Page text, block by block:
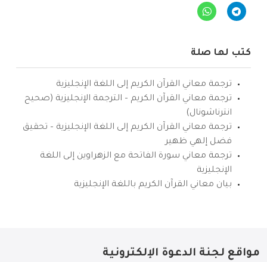
كتب لها صلة
ترجمة معاني القرآن الكريم إلى اللغة الإنجليزية
ترجمة معاني القرآن الكريم – الترجمة الإنجليزية (صحيح
انترناشونال)
ترجمة معاني القرآن الكريم إلى اللغة الإنجليزية – تحقيق
فضل إلهي ظهير
ترجمة معاني سورة الفاتحة مع الزهراوين إلى اللغة
الإنجليزية
بيان معاني القرآن الكريم باللغة الإنجليزية
مواقع لجنة الدعوة الإلكترونية